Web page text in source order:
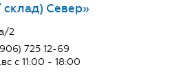
Север»
2
725 12-69
с 11:00 - 18:00